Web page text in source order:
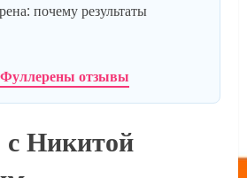
почему результаты
отзывы
Никитой